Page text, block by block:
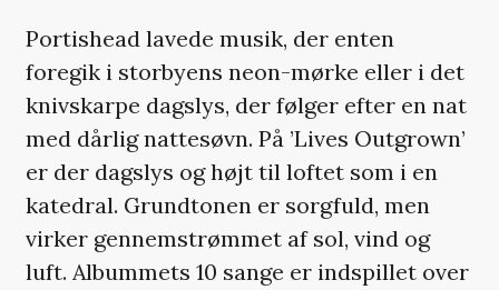
Portishead lavede musik, der enten
foregik i storbyens neon-mørke eller i det
knivskarpe dagslys, der følger efter en nat
med dårlig nattesøvn. På ’Lives Outgrown’
er der dagslys og højt til loftet som i en
katedral. Grundtonen er sorgfuld, men
virker gennemstrømmet af sol, vind og
luft. Albummets 10 sange er indspillet over